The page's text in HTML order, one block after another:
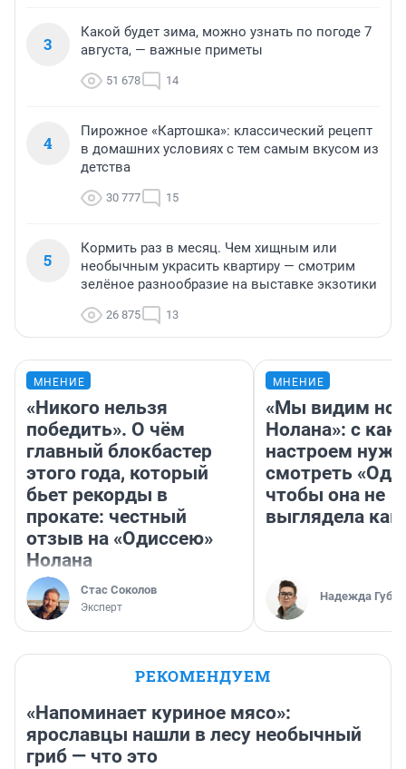
3
Какой будет зима, можно узнать по погоде 7
августа, — важные приметы
51 678 14
4
Пирожное «Картошка»: классический рецепт
в домашних условиях с тем самым вкусом из
детства
30 777 15
5
Кормить раз в месяц. Чем хищным или
необычным украсить квартиру — смотрим
зелёное разнообразие на выставке экзотики
26 875 13
МНЕНИЕ
«Никого нельзя
победить». О чём
главный блокбастер
этого года, который
бьет рекорды в
прокате: честный
отзыв на «Одиссею»
Нолана
Стас Соколов
Эксперт
МНЕНИЕ
«Мы видим
Нолана»: с
настроем
смотреть
чтобы она не
выглядела как
Надежда
РЕКОМЕНДУЕМ
«Напоминает куриное мясо»:
ярославцы нашли в лесу необычный
гриб — что это